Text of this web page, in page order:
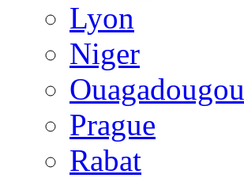
Lyon
Niger
Ouagadougou
Prague
Rabat